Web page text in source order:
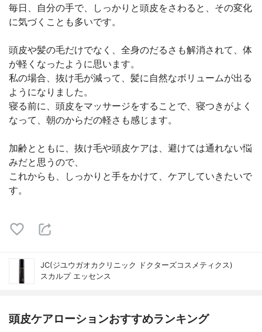
毎日、自分の手で、しっかりと頭皮をさわると、その変化
に気づくことも多いです。
頭皮や髪の毛だけでなく、全身のだるさも解消されて、体
が軽くなったように思います。
私の場合、抜け毛が減って、髪に自然なボリュームが出る
ようになりました。
寝る前に、頭皮をマッサージをすることで、寝つきがよく
なって、朝のからだの軽さも感じます。
加齢とともに、抜け毛や頭皮ケアは、避けては通れない悩
みだと思うので、
これからも、しっかりと手をかけて、ケアしていきたいで
す。
JC(ジユウガオカクリニック ドクターズコスメティクス)
スカルプ エッセンス
頭皮ケアローションおすすめランキング